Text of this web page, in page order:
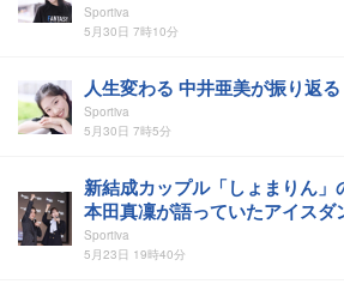
「幸せな時間」
Sportiva
5月30日 7時10分
人生変わる 中井亜美が振り返る
Sportiva
5月30日 7時5分
新結成カップル「しょまりん
本田真凜が語っていたアイスダ
Sportiva
5月23日 19時40分